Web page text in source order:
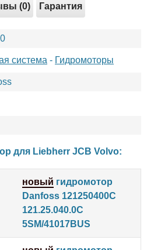
(0) Гарантия
система - Гидромоторы
для Liebherr JCB Volvo:
новый гидромотор
Danfoss 121250400C
121.25.040.0C
5SM/41017BUS